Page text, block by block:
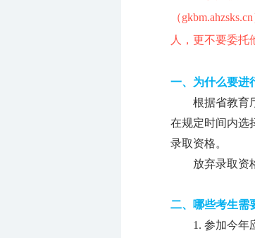
（
人，更不要委托
一、为什么要进
根据省教育
在规定时间内选
录取资格。
放弃录取资
二、哪些考生需
1. 参加今年